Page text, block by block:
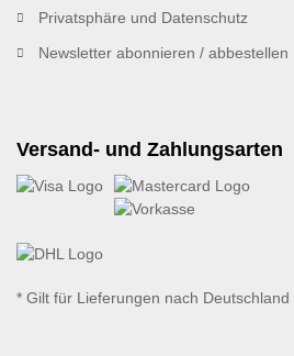
Privatsphäre und Datenschutz
Newsletter abonnieren / abbestellen
Versand- und Zahlungsarten
* Gilt für Lieferungen nach Deutschland